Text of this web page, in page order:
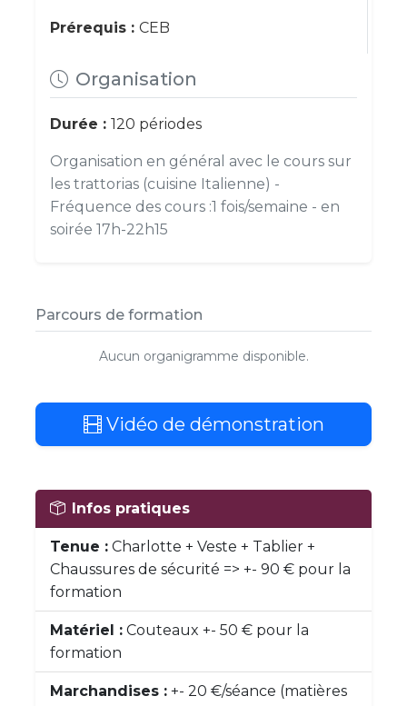
Prérequis : CEB
Organisation
Durée : 120 périodes
Organisation en général avec le cours sur
les trattorias (cuisine Italienne) -
Fréquence des cours :1 fois/semaine - en
soirée 17h-22h15
Parcours de formation
Aucun organigramme disponible.
Vidéo de démonstration
Infos pratiques
Tenue : Charlotte + Veste + Tablier +
Chaussures de sécurité => +- 90 € pour la
formation
Matériel : Couteaux +- 50 € pour la
formation
Marchandises : +- 20 €/séance (matières